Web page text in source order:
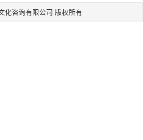
化咨询有限公司 版权所有